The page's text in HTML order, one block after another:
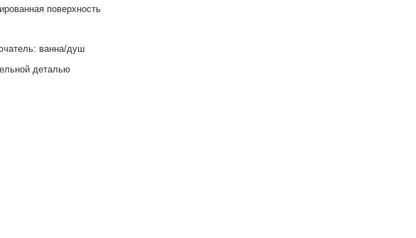
поверхность
ванна/душ
деталью